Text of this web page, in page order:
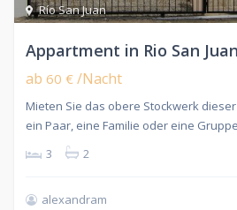
Río San Juan
Appartment in Rio San Juan
ab 60 € /Nacht
Mieten Sie das obere Stockwerk
ein Paar, eine Familie oder eine
3 2
alexandram